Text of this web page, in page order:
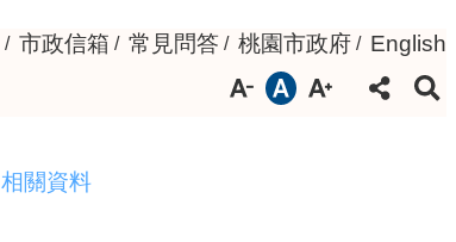
市政信箱 常見問答 桃園市政府 English
相關資料